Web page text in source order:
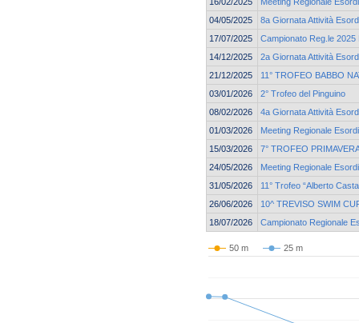
04/05/2025
8a Giornata Attività
17/07/2025
Campionato Reg.le
14/12/2025
2a Giornata Attività
21/12/2025
11° TROFEO BABBO
03/01/2026
2° Trofeo del Pinguino
08/02/2026
4a Giornata Attività
01/03/2026
Meeting Regionale
15/03/2026
7° TROFEO
24/05/2026
Meeting Regionale
31/05/2026
11° Trofeo “Alberto
26/06/2026
10^ TREVISO SWIM
18/07/2026
Campionato Regionale
50 m 25 m